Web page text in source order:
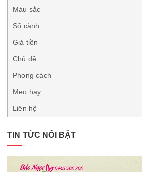
Màu sắc
Số cành
Giá tiền
Chủ đề
Phong cách
Mẹo hay
Liên hệ
TIN TỨC NỔI BẬT